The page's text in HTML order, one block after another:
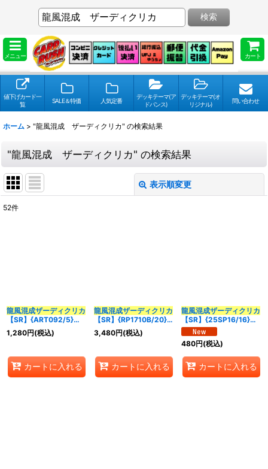
メニュー カート
検索
値下げカード一
覧
SALE＆特価 人気定番
デッキテーマ(ア
ドバンス)
デッキテーマ(オ
リジナル)
問い合わせ
ホーム > "龍風混成 ザーディクリカ" の検索結果
"龍風混成 ザーディクリカ" の検索結果
表示順変更
検索キーワードをお願い致します
カテゴリ
特集:
52件
龍風混成ザーディクリカ
【SR】{ART092/5}
《多》
1,280円(税込)
カートに入れる
龍風混成ザーディクリカ
【SR】{RP1710B/20}
《多》
3,480円(税込)
カートに入れる
龍風混成ザーディクリカ
【SR】{25SP16/16}
《多》
480円(税込)
カートに入れる